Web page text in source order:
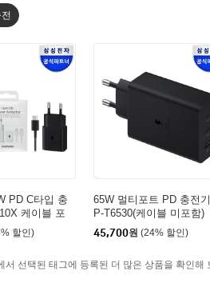
PD C타입 충
케이블 포
할인)
65W 멀티포트 PD 충전
P-T6530(케이블 미포함)
45,700원 (24% 할인)
서 선택된 태그에 등록된 더 많은 상품을 확인해